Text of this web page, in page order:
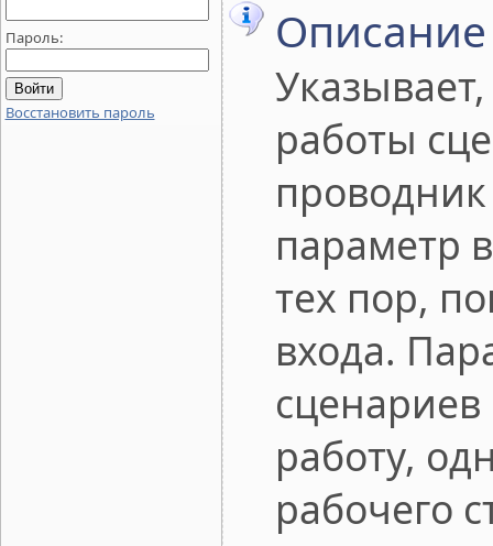
Пароль:
Восстановить пароль
работы
параметр
тех пор,
входа.
сценариев
работу,
рабочего